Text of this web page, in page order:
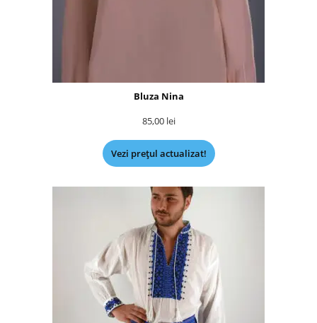
Bluza Nina
85,00 lei
Vezi prețul actualizat!